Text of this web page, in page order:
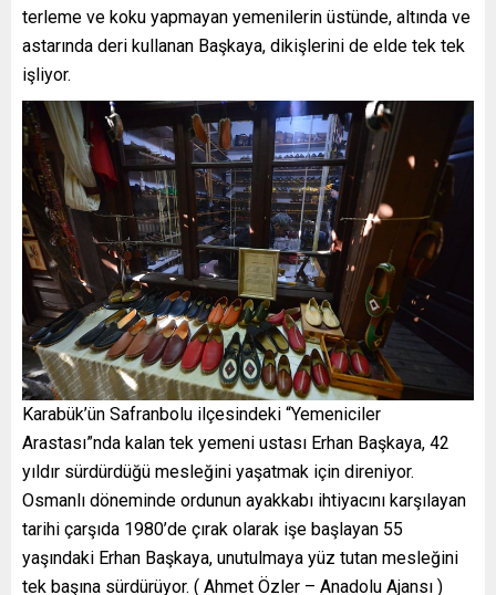
terleme ve koku yapmayan yemenilerin üstünde, altında ve
astarında deri kullanan Başkaya, dikişlerini de elde tek tek
işliyor.
Karabük’ün Safranbolu ilçesindeki “Yemeniciler
Arastası”nda kalan tek yemeni ustası Erhan Başkaya, 42
yıldır sürdürdüğü mesleğini yaşatmak için direniyor.
Osmanlı döneminde ordunun ayakkabı ihtiyacını karşılayan
tarihi çarşıda 1980’de çırak olarak işe başlayan 55
yaşındaki Erhan Başkaya, unutulmaya yüz tutan mesleğini
tek başına sürdürüyor. ( Ahmet Özler – Anadolu Ajansı )